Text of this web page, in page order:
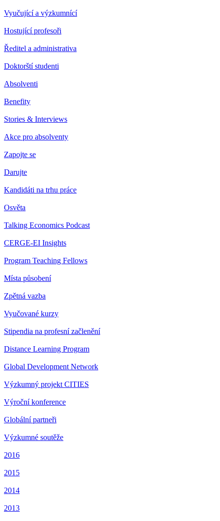
Vyučující a výzkumnící
Hostující profesoři
Ředitel a administrativa
Doktorští studenti
Absolventi
Benefity
Stories & Interviews
Akce pro absolventy
Zapojte se
Darujte
Kandidáti na trhu práce
Osvěta
Talking Economics Podcast
CERGE-EI Insights
Program Teaching Fellows
Místa působení
Zpětná vazba
Vyučované kurzy
Stipendia na profesní začlenění
Distance Learning Program
Global Development Network
Výzkumný projekt CITIES
Výroční konference
Globální partneři
Výzkumné soutěže
2016
2015
2014
2013